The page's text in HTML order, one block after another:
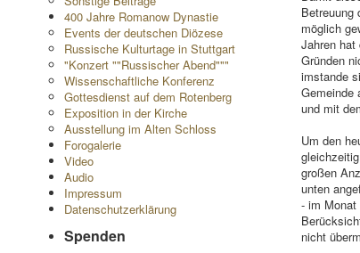
400 Jahre Romanow Dynastie
Events der deutschen Diözese
Russische Kulturtage in Stuttgart
"Konzert ""Russischer Abend"""
Wissenschaftliche Konferenz
Gottesdienst auf dem Rotenberg
Exposition in der Kirche
Ausstellung im Alten Schloss
Forogalerie
Video
Audio
Impressum
Datenschutzerklärung
Spenden
Betreuung
möglich
Jahren hat
Gründen
imstande
Gemeinde
und mit
Um den
großen
unten
- im
nicht